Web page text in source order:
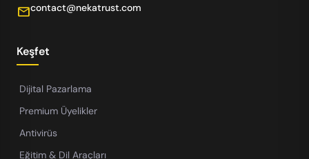
mailcontact@nekatrust.com
Keşfet
Dijital Pazarlama
Premium Üyelikler
Antivirüs
Eğitim & Dil Araçları